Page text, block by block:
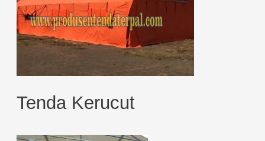
Tenda Kerucut